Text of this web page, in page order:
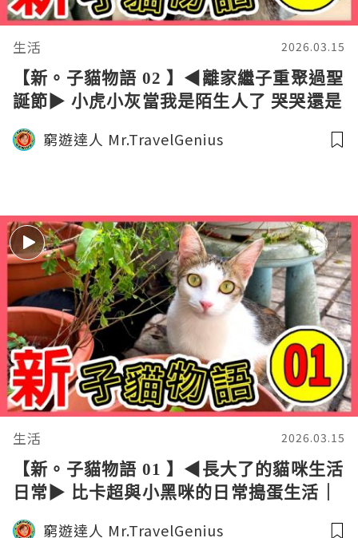
生活 2026.03.15
【新。子貓物語 02 】◀︎離家繼子重聚過聖
誕節▶︎ 小虎小灰當我是陌生人了 哭哭還是
要開心過聖誕啊｜窮遊達人4K中字
窮遊達人 Mr.TravelGenius
生活 2026.03.15
【新。子貓物語 01 】◀︎長大了的貓咪生活
日常▶︎ 比卡超與小黑咪的日常搗蛋生活｜
窮遊達人4K中字
窮遊達人 Mr.TravelGenius